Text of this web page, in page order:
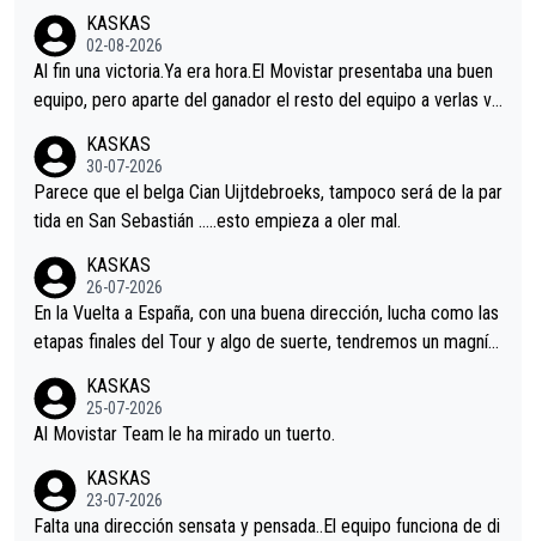
KASKAS
02-08-2026
Al fin una victoria.Ya era hora.El Movistar presentaba una buen
equipo, pero aparte del ganador el resto del equipo a verlas ve
s.La única buena noticia es la mejoría de Enric Más en San Seb
astian.Si en la Vuelta a Burgos sigue la mejoría, podríamos ten
er alguna sorpresa en la Vuelta.Ojalá.
KASKAS
30-07-2026
Parece que el belga Cian Uijtdebroeks, tampoco será de la par
tida en San Sebastián …..esto empieza a oler mal.
KASKAS
26-07-2026
En la Vuelta a España, con una buena dirección, lucha como las
etapas finales del Tour y algo de suerte, tendremos un magnífi
KASKAS
25-07-2026
Al Movistar Team le ha mirado un tuerto.
KASKAS
23-07-2026
Falta una dirección sensata y pensada..El equipo funciona de di